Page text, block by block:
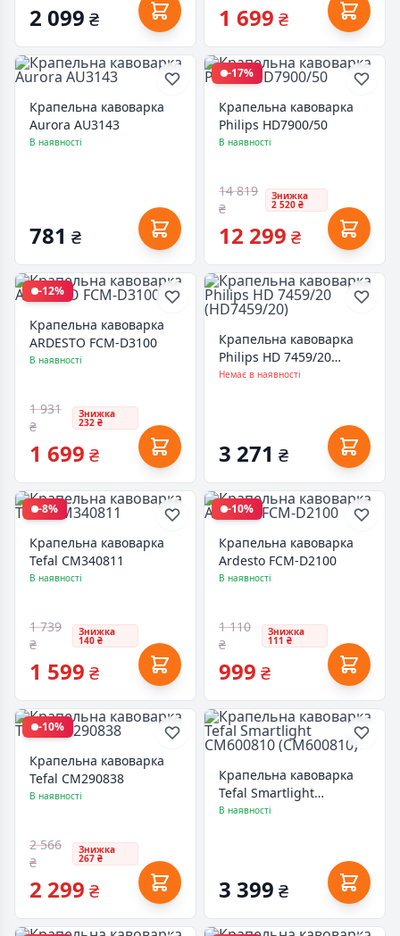
2 099 ₴ 1 699 ₴
Крапельна кавоварка
Aurora AU3143
В наявності
781 ₴
-17%
Крапельна кавоварка
Philips HD7900/50
В наявності
14 819
₴
Знижка
2 520 ₴
12 299 ₴
-12%
Крапельна кавоварка
ARDESTO FCM-D3100
В наявності
1 931
₴
Знижка
232 ₴
1 699 ₴
Крапельна кавоварка
Philips HD 7459/20
(HD7459/20)
Немає в наявності
3 271 ₴
-8%
Крапельна кавоварка
Tefal CM340811
В наявності
1 739
₴
Знижка
140 ₴
1 599 ₴
-10%
Крапельна кавоварка
Ardesto FCM-D2100
В наявності
1 110
₴
Знижка
111 ₴
999 ₴
-10%
Крапельна кавоварка
Tefal CM290838
В наявності
2 566
₴
Знижка
267 ₴
2 299 ₴
Крапельна кавоварка
Tefal Smartlight
CM600810 (CM600810)
В наявності
3 399 ₴